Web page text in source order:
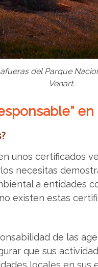
del Parque
Venart.
en
unos certificados
necesitas
a entidades
existen estas
de las
que sus
locales en sus